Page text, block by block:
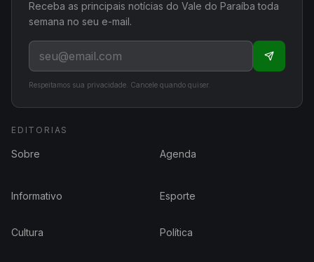
Receba as principais notícias do Vale do Paraíba toda
semana no seu e-mail.
Respeitamos sua privacidade. Cancele quando quiser.
EDITORIAS
Sobre Agenda
Informativo Esporte
Cultura Política